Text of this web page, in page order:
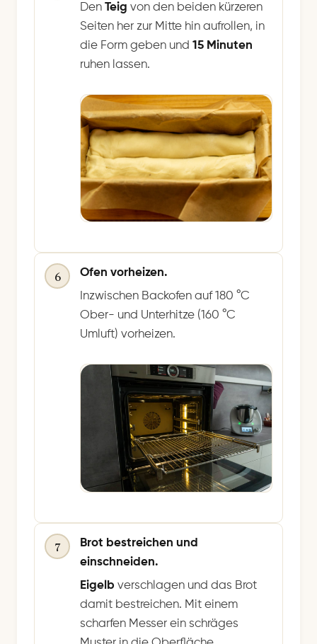
Den Teig von den beiden kürzeren
Seiten her zur Mitte hin aufrollen, in
die Form geben und 15 Minuten
ruhen lassen.
6
Ofen vorheizen.
Inzwischen Backofen auf 180 °C
Ober- und Unterhitze (160 °C
Umluft) vorheizen.
7
Brot bestreichen und
einschneiden.
Eigelb verschlagen und das Brot
damit bestreichen. Mit einem
scharfen Messer ein schräges